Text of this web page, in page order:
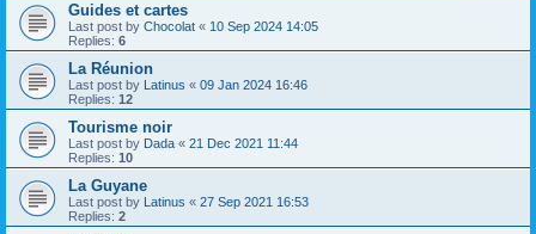
Guides et cartes
Last post by Chocolat « 10 Sep 2024 14:05
Replies: 6
La Réunion
Last post by Latinus « 09 Jan 2024 16:46
Replies: 12
Tourisme noir
Last post by Dada « 21 Dec 2021 11:44
Replies: 10
La Guyane
Last post by Latinus « 27 Sep 2021 16:53
Replies: 2